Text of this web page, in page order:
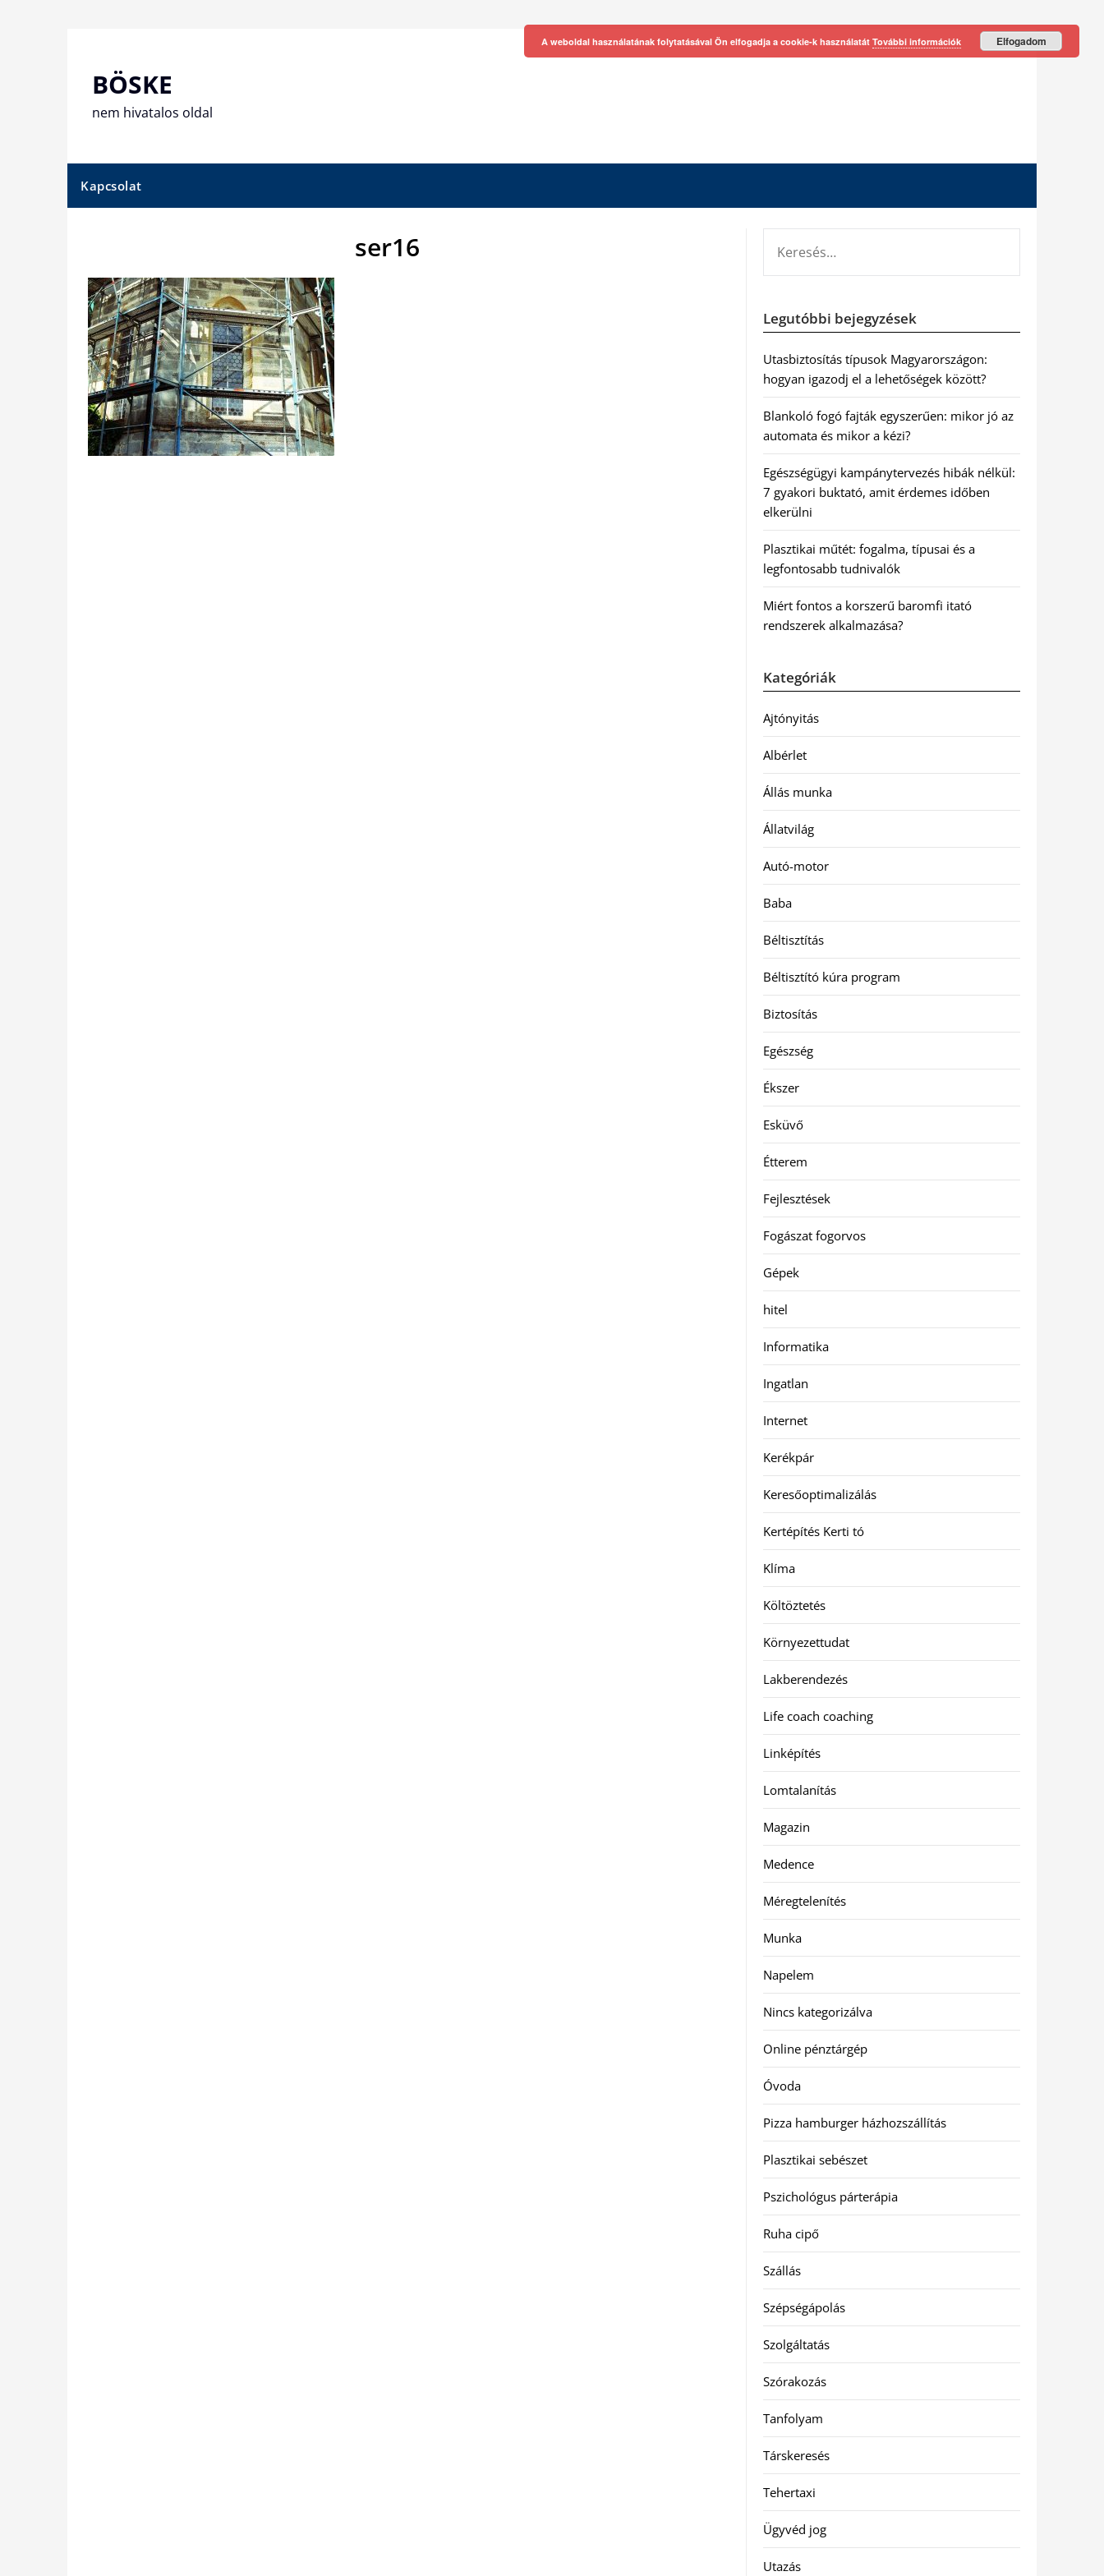
BÖSKE
nem hivatalos oldal
Kapcsolat
ser16
Legutóbbi bejegyzések
Utasbiztosítás típusok Magyarországon:
hogyan igazodj el a lehetőségek között?
Blankoló fogó fajták egyszerűen: mikor jó az
automata és mikor a kézi?
Egészségügyi kampánytervezés hibák nélkül:
7 gyakori buktató, amit érdemes időben
elkerülni
Plasztikai műtét: fogalma, típusai és a
legfontosabb tudnivalók
Miért fontos a korszerű baromfi itató
rendszerek alkalmazása?
Kategóriák
Ajtónyitás
Albérlet
Állás munka
Állatvilág
Autó-motor
Baba
Béltisztítás
Béltisztító kúra program
Biztosítás
Egészség
Ékszer
Esküvő
Étterem
Fejlesztések
Fogászat fogorvos
Gépek
hitel
Informatika
Ingatlan
Internet
Kerékpár
Keresőoptimalizálás
Kertépítés Kerti tó
Klíma
Költöztetés
Környezettudat
Lakberendezés
Life coach coaching
Linképítés
Lomtalanítás
Magazin
Medence
Méregtelenítés
Munka
Napelem
Nincs kategorizálva
Online pénztárgép
Óvoda
Pizza hamburger házhozszállítás
Plasztikai sebészet
Pszichológus párterápia
Ruha cipő
Szállás
Szépségápolás
Szolgáltatás
Szórakozás
Tanfolyam
Társkeresés
Tehertaxi
Ügyvéd jog
Utazás
A weboldal használatának folytatásával Ön elfogadja a cookie-k használatát További információk Elfogadom